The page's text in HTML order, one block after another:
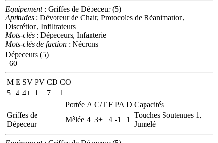
Equipement: Griffes de Dépeceur (5)
Aptitudes : Dévoreur de Chair, Protocoles de Réanimation,
Discrétion, Infiltrateurs
Mots-clés : Dépeceurs, Infanterie
Mots-clés de faction : Nécrons
Dépeceurs (5)
60
M E SV PV CD CO
5 4 4+ 1 7+
1
Portée A C/T F PA D Capacités
Griffes de
Dépeceur
Mêlée 4 3+ 4 -1 1
Touches Soutenues 1,
Jumelé